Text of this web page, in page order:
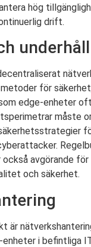
hög
drift.
underhåll
för
edge-enheter
måste
också avgörande
och säkerhet.
är
i befintliga